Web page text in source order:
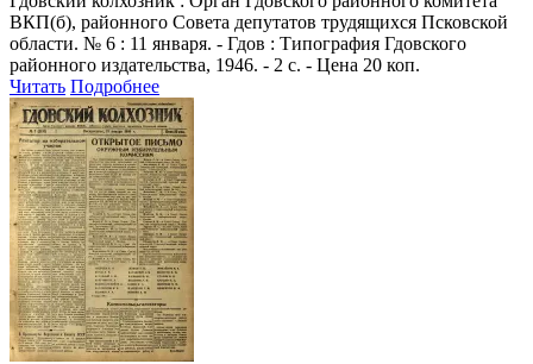
ВКП(б), районного Совета депутатов трудящихся Псковской
области. № 6 : 11 января. - Гдов : Типография Гдовского
районного издательства, 1946. - 2 с. - Цена 20 коп.
Читать Подробнее